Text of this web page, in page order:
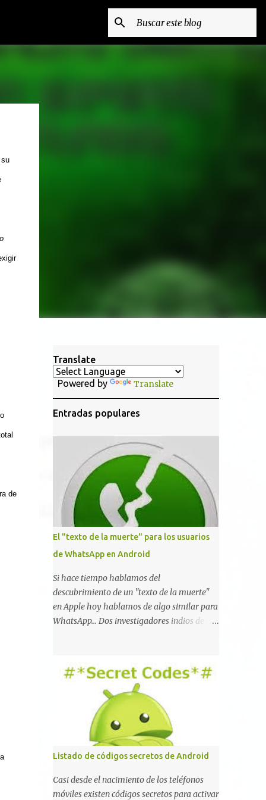
de
Translate
Powered by Translate
Entradas populares
El "texto de la muerte" para los usuarios
de WhatsApp en Android
Si hace tiempo hablamos del
descubrimiento de un "texto de la muerte"
en Apple hoy hablamos de algo similar para
WhatsApp... Dos investigadores indios de tan
que la aplicación se detenga por completo al
intentar leer un sólo mensaje de 2000
caracteres especiales y tan sólo 2 KB de
tamaño. La vulnerabilidad ha sido probada
y funciona correctamente en la mayoría de
las versiones de Android y de WhatsApp
incluyendo la 2.11.431 y 2.11.432. Sin embargo
todavía no se ha probado en iOS y Windows
no parece ser vulnerable. Esto podría
provocar que se extienda como una pesada
Listado de códigos secretos de Android
Casi desde el nacimiento de los teléfonos
móviles existen códigos secretos para activar